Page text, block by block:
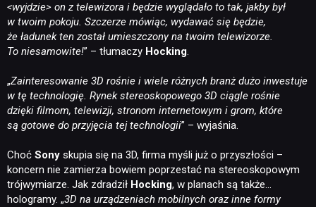
<wyjdzie> on z telewizora i będzie wyglądało to tak, jakby był
w twoim pokoju. Szczerze mówiąc, wydawać się będzie,
że ładunek ten został umieszczony na twoim telewizorze.
To niesamowite!” – tłumaczy Hocking.
„Zainteresowanie 3D rośnie i wiele różnych branż dużo inwestuje
w tę technologię. Rynek stereoskopowego 3D ciągle rośnie
dzięki filmom, telewizji, stronom internetowym i grom, które
są gotowe do przyjęcia tej technologii” – wyjaśnia.
Choć Sony skupia się na 3D, firma myśli już o przyszłości –
koncern nie zamierza bowiem poprzestać na stereoskopowym
trójwymiarze. Jak zdradził Hocking, w planach są także…
hologramy. „3D na urządzeniach mobilnych oraz inne formy